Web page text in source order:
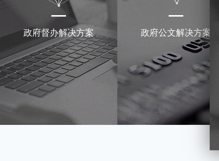
政府督办解决方案 政府公文解决方案